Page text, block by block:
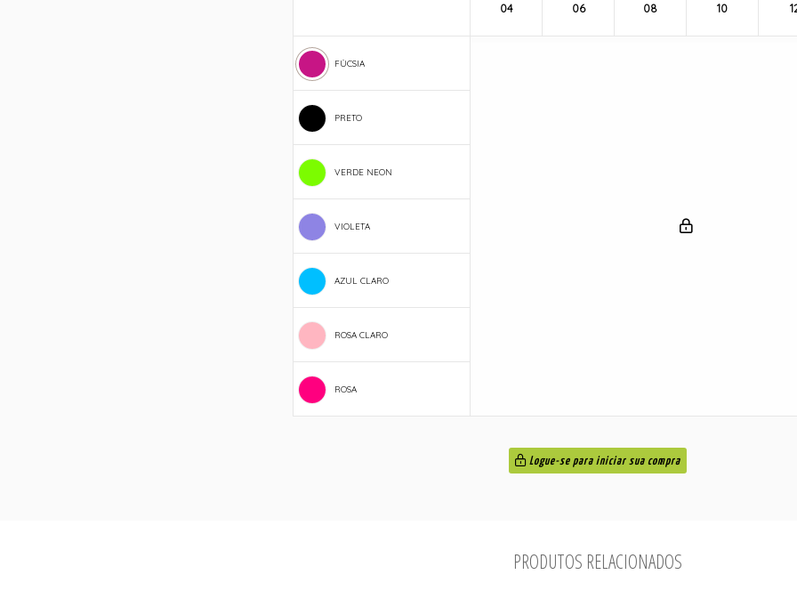
FÚCSIA
PRETO
VERDE NEON
VIOLETA
AZUL CLARO
ROSA CLARO
ROSA
04 06 08 10
Logue-se para iniciar sua compra
PRODUTOS RELACIONADOS